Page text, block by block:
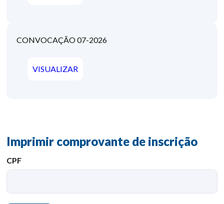
CONVOCAÇÃO 07-2026
VISUALIZAR
Imprimir comprovante de inscrição
CPF